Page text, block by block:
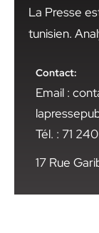
La Presse
tunisien.
Contact:
Email :
Tél. : 71
17 Rue